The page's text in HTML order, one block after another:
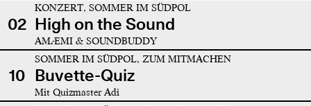
02
KONZERT, SOMMER IM SÜDPOL
High on the Sound
AMÆMI & SOUNDBUDDY
10
SOMMER IM SÜDPOL, ZUM MITMACHEN
Buvette-Quiz
Mit Quizmaster Adi